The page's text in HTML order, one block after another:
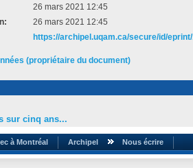
26 mars 2021 12:45
26 mars 2021 12:45
https://archipel.uqam.ca/secure/id/
(propriétaire du document)
sur cinq ans...
à Montréal Archipel Nous écrire